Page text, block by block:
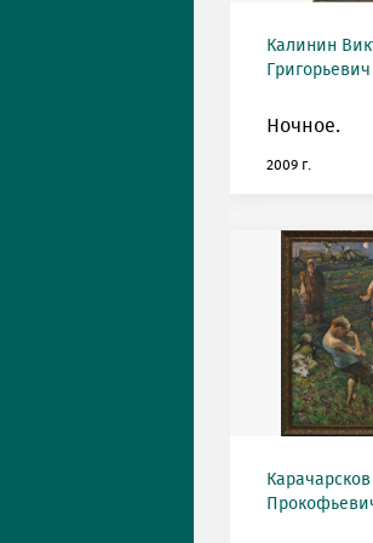
Калинин
Ночное.
2009 г.